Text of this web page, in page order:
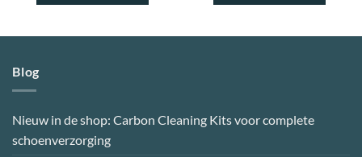
optie
kan
gekozen
optie
Blog
Nieuw in de shop: Carbon Cleaning Kits voor complete
schoenverzorging